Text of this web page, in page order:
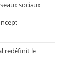
sociaux
redéfinit le